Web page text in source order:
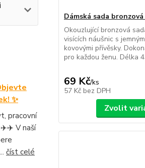
✨
pracovní
✈️✈️ V naší
číst celé
Dámská sada
Okouzlující bronzová
visících náušnic s
kovovými přívěsky.
pro každou ženu. Délka
69 Kč/ks
57 Kč bez DPH
Zvolit